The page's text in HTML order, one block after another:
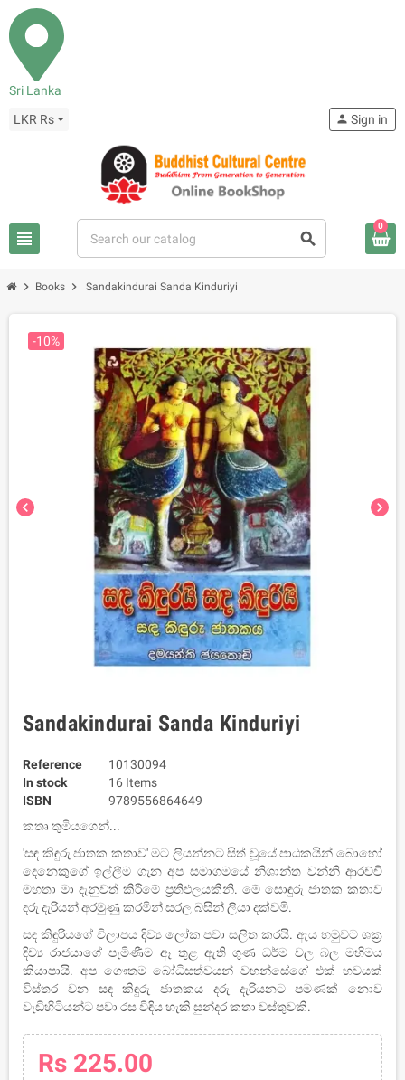
Sri Lanka
LKR Rs
view_headline search
person Sign in
0
chevron_right Books chevron_right Sandakindurai Sanda Kinduriyi
chevron_left chevron_right
-10%
Sandakindurai Sanda Kinduriyi
Reference
10130094
In stock
16 Items
ISBN
9789556864649
කතෘ තුමියගෙන්...
'සඳ කිඳුරු ජාතක කතාව' මට ලියන්නට සිත් වූයේ පාඨකයින් බොහෝ
දෙනෙකුගේ ඉල්ලීම ගැන අප සමාගමයේ නිශාන්ත වන්නි ආරච්චි
මහතා මා දැනුවත් කිරීමේ ප්‍රතිඵලයකිනි. මේ සොඳුරු ජාතක කතාව
දරු දැරියන් අරමුණු කරමින් සරල බසින් ලියා දක්වමි.
සඳ කිඳුරියගේ විලාපය දිව්‍ය ලෝක පවා සලිත කරයි. ඇය හමුවට ශක්‍ර
දිව්‍ය රාජයාගේ පැමිණීම ඈ තුළ ඇති ගුණ ධර්ම වල බල මහිමය
කියාපායි. අප ගෞතම බෝධිසත්වයන් වහන්සේගේ එක් භවයක්
විස්තර වන සඳ කිඳුරු ජාතකය දරු දැරියනට පමණක් නොව
වැඩිහිටියන්ට පවා රස විඳිය හැකි සුන්දර කතා වස්තුවකි.
Rs 225.00